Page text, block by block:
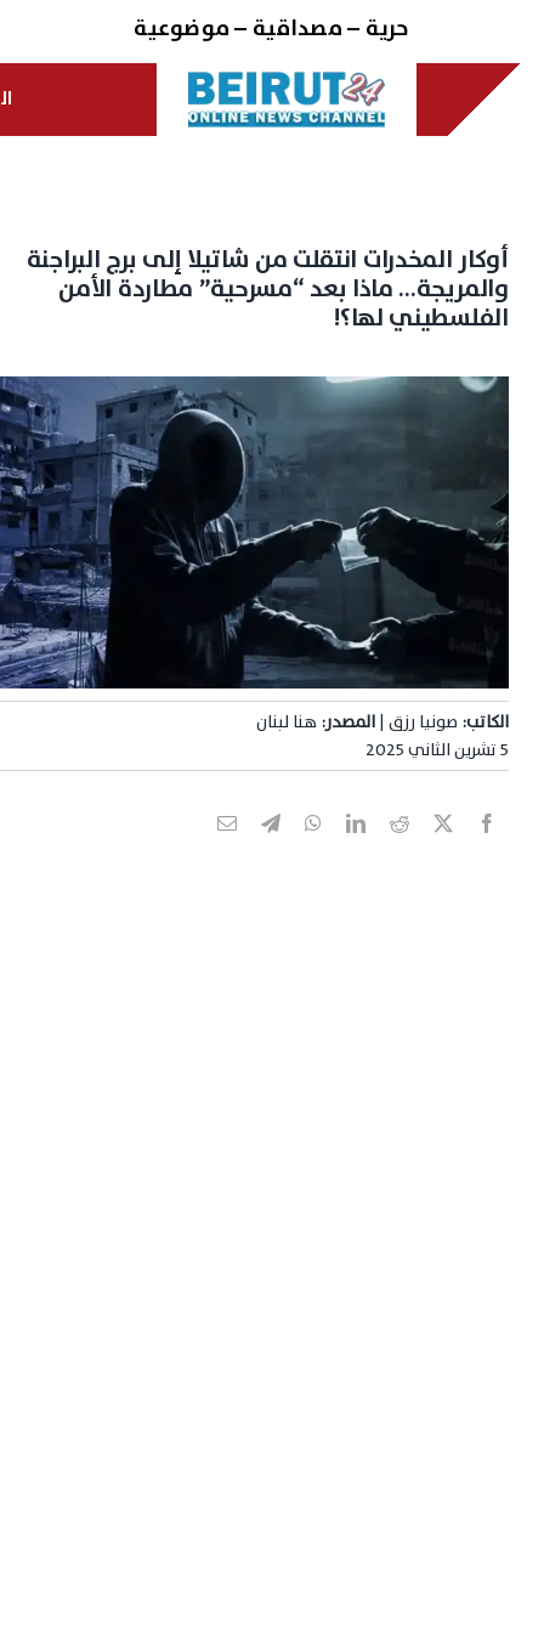
content
حرية – مصداقية – موضوعية
أوكار المخدرات انتقلت من شاتيلا إلى برج البراجنة
والمريجة… ماذا بعد “مسرحية” مطاردة الأمن
الفلسطيني لها؟!
الكاتب: صونيا رزق |المصدر: هنا لبنان
5 تشرين الثاني 2025